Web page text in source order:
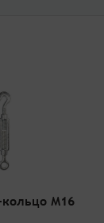
М16